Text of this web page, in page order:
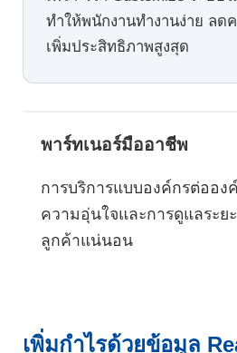
ทำให้พนักงานทำงานง่าย ลด
เพิ่มประสิทธิภาพสูงสุด
พาร์ทเนอร์มืออาชีพ
การบริการแบบองค์กรต่ออง
ความอุ่นใจและการดูแลระย
ลูกค้าแน่นอน
เพิ่มกำไรด้วยข้อมูล